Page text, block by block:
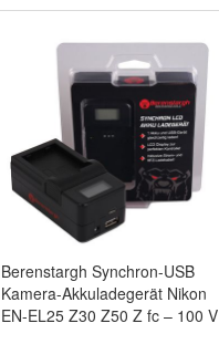
Berenstargh Synchron-USB
Kamera-Akkuladegerät Nikon
EN-EL25 Z30 Z50 Z fc – 100 V